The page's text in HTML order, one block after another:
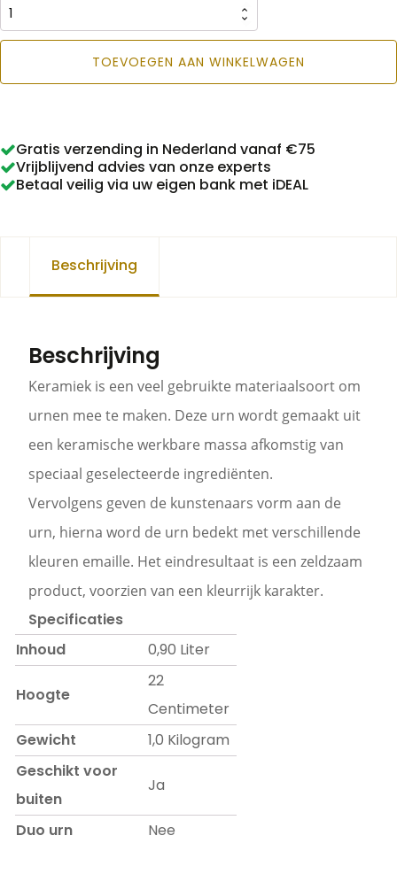
Traan
mini
TOEVOEGEN AAN WINKELWAGEN
Gratis verzending in Nederland vanaf €75
Vrijblijvend advies van onze experts
Betaal veilig via uw eigen bank met iDEAL
Beschrijving
Beschrijving
Keramiek is een veel gebruikte materiaalsoort om
urnen mee te maken. Deze urn wordt gemaakt uit
een keramische werkbare massa afkomstig van
speciaal geselecteerde ingrediënten.
Vervolgens geven de kunstenaars vorm aan de
urn, hierna word de urn bedekt met verschillende
kleuren emaille. Het eindresultaat is een zeldzaam
product, voorzien van een kleurrijk karakter.
Specificaties
Inhoud
0,90 Liter
Hoogte
22
Centimeter
Gewicht
1,0 Kilogram
Geschikt voor
buiten
Ja
Duo urn Nee